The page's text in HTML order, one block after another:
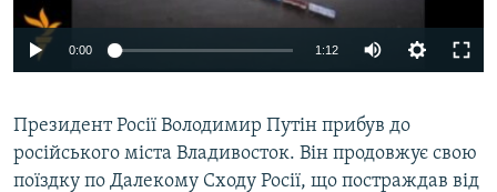
ВІДЕОУРОКИ «ELIFBE»
СВІДЧЕННЯ ОКУПАЦІЇ
Русский
Qırımtatar
ДОЛУЧАЙСЯ!
0:00 1:12
Президент Росії Володимир Путін прибув до
російського міста Владивосток. Він продовжує свою
поїздку по Далекому Сходу Росії, що постраждав від